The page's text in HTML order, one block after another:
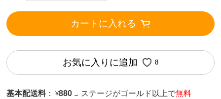
カートに入れる
お気に入りに追加 8
基本配送料 ： ¥880 → ステージがゴールド以上で無料